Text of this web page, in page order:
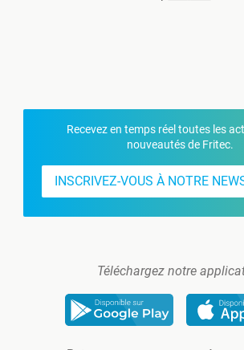
Recevez en temps réel toutes les
nouveautés de Fritec.
INSCRIVEZ-VOUS À NOTRE
Téléchargez notre